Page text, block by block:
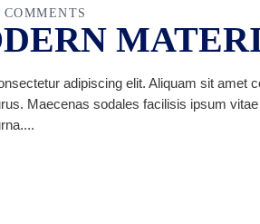
COMMENTS
adipiscing elit. Aliquam sit amet
Maecenas sodales facilisis ipsum